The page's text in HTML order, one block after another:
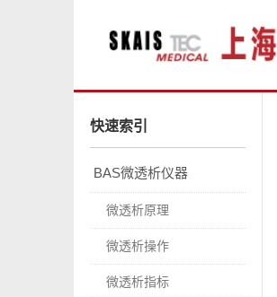
快速索引
BAS微透析仪器
微透析原理
微透析操作
微透析指标